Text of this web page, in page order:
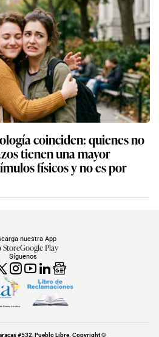
coinciden: quienes no
tienen una mayor
físicos y no es por
Síguenos
nuestra App
StoreGoogle Play
Diarios América
#532, Pueblo Libre. Copyright ©